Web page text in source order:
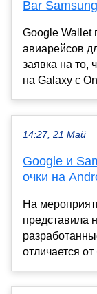
Bar Samsung
Google Wallet
авиарейсов
заявка на то,
на Galaxy с
14:27, 21 Май
Google и
очки на
На
представила
отличается